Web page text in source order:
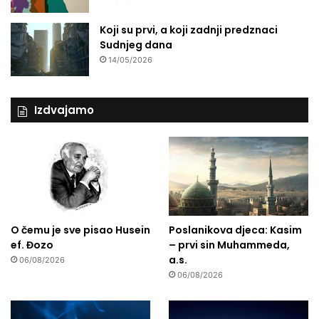
Koji su prvi, a koji zadnji predznaci
Sudnjeg dana
14/05/2026
Izdvajamo
O čemu je sve pisao Husein
ef. Đozo
06/08/2026
Poslanikova djeca: Kasim
– prvi sin Muhammeda,
a.s.
06/08/2026